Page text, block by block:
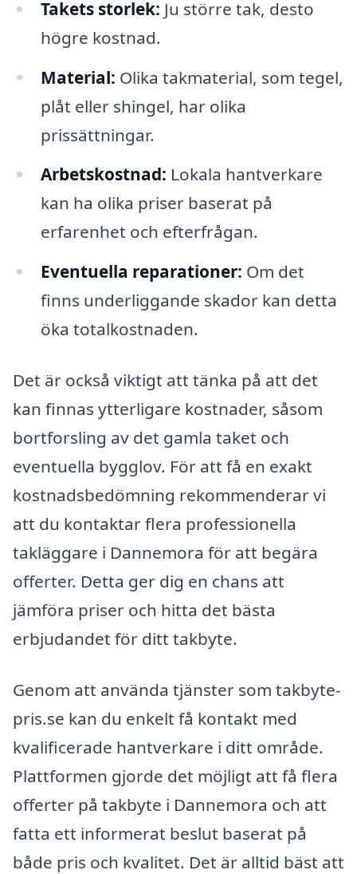
Takets storlek: Ju större tak, desto
högre kostnad.
Material: Olika takmaterial, som tegel,
plåt eller shingel, har olika
prissättningar.
Arbetskostnad: Lokala hantverkare
kan ha olika priser baserat på
erfarenhet och efterfrågan.
Eventuella reparationer: Om det
finns underliggande skador kan detta
öka totalkostnaden.
Det är också viktigt att tänka på att det
kan finnas ytterligare kostnader, såsom
bortforsling av det gamla taket och
eventuella bygglov. För att få en exakt
kostnadsbedömning rekommenderar vi
att du kontaktar flera professionella
takläggare i Dannemora för att begära
offerter. Detta ger dig en chans att
jämföra priser och hitta det bästa
erbjudandet för ditt takbyte.
Genom att använda tjänster som takbyte-
pris.se kan du enkelt få kontakt med
kvalificerade hantverkare i ditt område.
Plattformen gjorde det möjligt att få flera
offerter på takbyte i Dannemora och att
fatta ett informerat beslut baserat på
både pris och kvalitet. Det är alltid bäst att